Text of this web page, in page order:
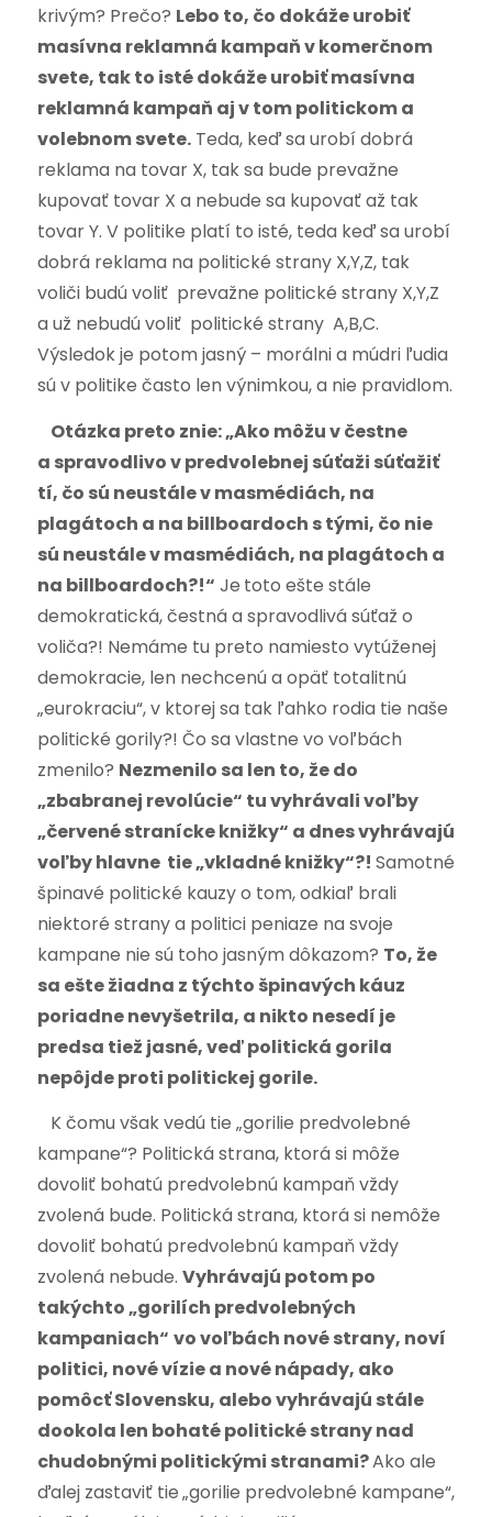
krivým? Prečo? Lebo to, čo dokáže urobiť
masívna reklamná kampaň v komerčnom
svete, tak to isté dokáže urobiť masívna
reklamná kampaň aj v tom politickom a
volebnom svete.Teda, keď sa urobí dobrá
reklama na tovar X, tak sa bude prevažne
kupovať tovar X a nebude sa kupovať až tak
tovar Y. V politike platí to isté, teda keď sa urobí
dobrá reklama na politické strany X,Y,Z, tak
voliči budú voliť prevažne politické strany X,Y,Z
a už nebudú voliť politické strany A,B,C.
Výsledok je potom jasný – morálni a múdri ľudia
sú v politike často len výnimkou, a nie pravidlom.
Otázka preto znie: „Ako môžu v čestne
a spravodlivo v predvolebnej súťaži súťažiť
tí, čo sú neustále v masmédiách, na
plagátoch a na billboardoch s tými, čo nie
sú neustále v masmédiách, na plagátoch a
na billboardoch?!“ Je toto ešte stále
demokratická, čestná a spravodlivá súťaž o
voliča?! Nemáme tu preto namiesto vytúženej
demokracie, len nechcenú a opäť totalitnú
„eurokraciu“, v ktorej sa tak ľahko rodia tie naše
politické gorily?! Čo sa vlastne vo voľbách
zmenilo? Nezmenilo sa len to, že do
„zbabranej revolúcie“ tu vyhrávali voľby
„červené stranícke knižky“ a dnes vyhrávajú
voľby hlavne tie „vkladné knižky“?! Samotné
špinavé politické kauzy o tom, odkiaľ brali
niektoré strany a politici peniaze na svoje
kampane nie sú toho jasným dôkazom? To, že
sa ešte žiadna z týchto špinavých káuz
poriadne nevyšetrila, a nikto nesedí je
predsa tiež jasné, veď politická gorila
nepôjde proti politickej gorile.
K čomu však vedú tie „gorilie predvolebné
kampane“? Politická strana, ktorá si môže
dovoliť bohatú predvolebnú kampaň vždy
zvolená bude. Politická strana, ktorá si nemôže
dovoliť bohatú predvolebnú kampaň vždy
zvolená nebude. Vyhrávajú potom po
takýchto „gorilích predvolebných
kampaniach“ vo voľbách nové strany, noví
politici, nové vízie a nové nápady, ako
pomôcť Slovensku, alebo vyhrávajú stále
dookola len bohaté politické strany nad
chudobnými politickými stranami?Ako ale
ďalej zastaviť tie„gorilie predvolebné kampane“,